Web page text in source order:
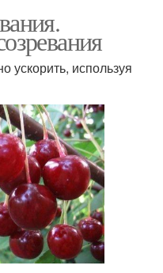
используя